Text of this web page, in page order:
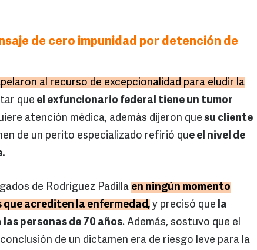
de cero impunidad por detención de
al recurso de excepcionalidad para eludir la
que el exfuncionario federal tiene un tumor
atención médica, además dijeron que su cliente
de un perito especializado refirió que el nivel de
de Rodríguez Padilla en ningún momento
acrediten la enfermedad, y precisó que la
personas de 70 años. Además, sostuvo que el
de un dictamen era de riesgo leve para la